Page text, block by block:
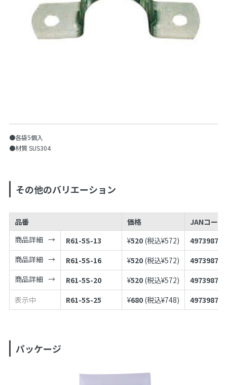
●各袋5個入
●材質 SUS304
その他のバリエーション
品番 価格
JANコー
商品詳細
R61-5S-13 ¥520 (税込¥572)
商品詳細
R61-5S-16 ¥520 (税込¥572)
商品詳細
R61-5S-20 ¥520 (税込¥572)
表示中
R61-5S-25 ¥680 (税込¥748)
パッケージ